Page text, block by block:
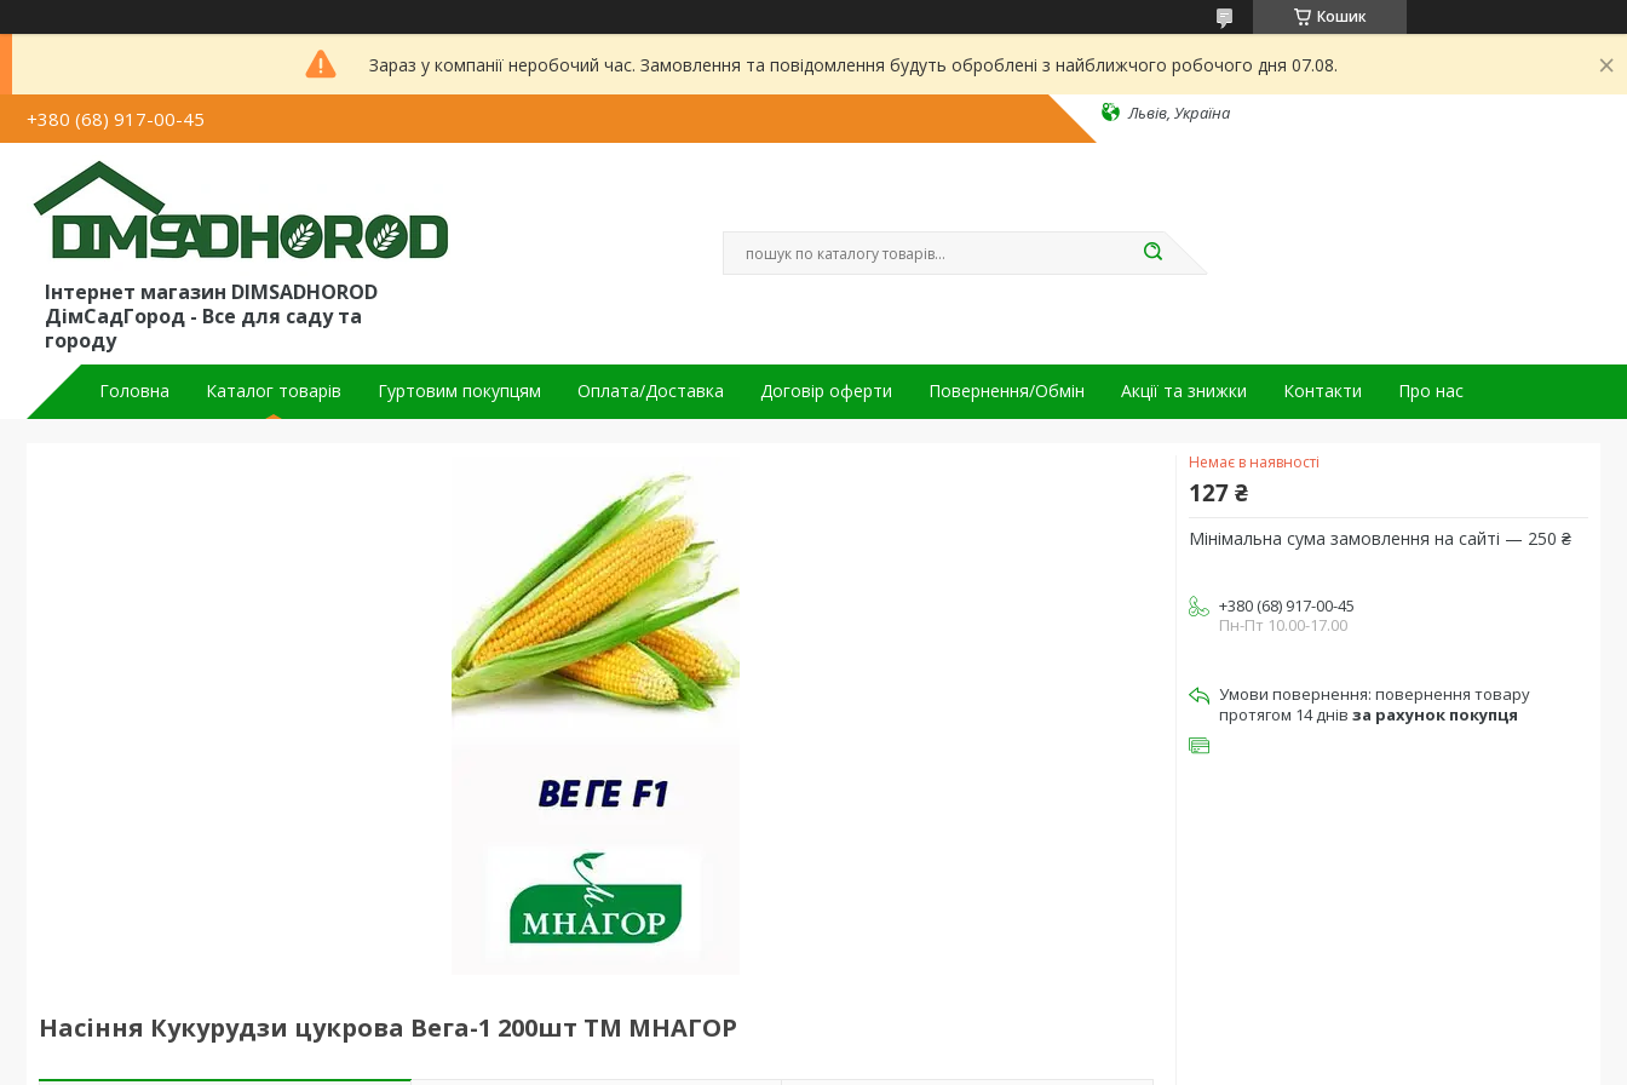
Кошик
Зараз у компанії неробочий час. Замовлення та повідомлення будуть оброблені з найближчого робочого дня 07.08.
+380 (68) 917-00-45 Львів, Україна
Інтернет магазин DIMSADHOROD
ДімСадГород - Все для саду та
городу
Головна Каталог товарів Гуртовим покупцям Оплата/Доставка Договір оферти Повернення/Обмін Акції та знижки Контакти Про нас
Насіння Кукурудзи цукрова Вега-1 200шт ТМ МНАГОР
Немає в наявності
127 ₴
Мінімальна сума замовлення на сайті — 250 ₴
+380 (68) 917-00-45
Пн-Пт 10.00-17.00
повернення товару
протягом 14 днів за рахунок покупця